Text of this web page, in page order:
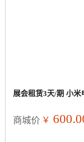
展会租赁3天/期 小
商城价 ￥